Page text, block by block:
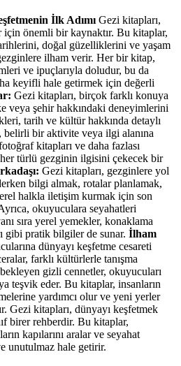
İlk Adımı Gezi kitapları,
için önemli bir kaynaktır. Bu kitaplar,
doğal güzelliklerini ve yaşam
ilham verir. Her bir kitap,
ve ipuçlarıyla doludur, bu da
keyifli hale getirmek için değerli
Gezi kitapları, birçok farklı konuya
veya şehir hakkındaki deneyimlerini
tarih ve kültür hakkında detaylı
bir aktivite veya ilgi alanına
kitapları ve daha fazlası
türlü gezginin ilgisini çekecek bir
Gezi kitapları, gezginlere yol
bilgi almak, rotalar planlamak,
halkla iletişim kurmak için son
okuyuculara seyahatleri
sıra yerel yemekler, konaklama
gibi pratik bilgiler de sunar. İlham
dünyayı keşfetme cesareti
farklı kültürlerle tanışma
gizli cennetler, okuyucuları
teşvik eder. Bu kitaplar, insanların
yardımcı olur ve yeni yerler
Gezi kitapları, dünyayı keşfetmek
birer rehberdir. Bu kitaplar,
kapılarını aralar ve seyahat
unutulmaz hale getirir.